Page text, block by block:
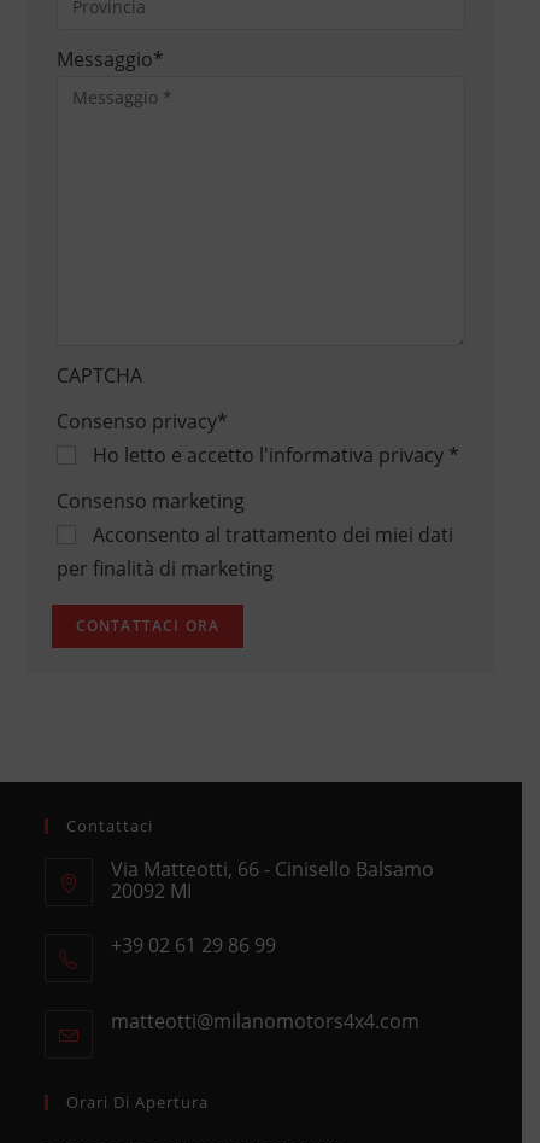
Messaggio*
CAPTCHA
Consenso privacy*
Ho letto e accetto l'informativa privacy*
Consenso marketing
Acconsento al trattamento dei miei dati
per finalità di marketing
Contattaci
Via Matteotti, 66 - Cinisello Balsamo
20092 MI
in
+39 02 61 29 86 99
your
matteotti@milanomotors4x4.comOpens
Orari Di Apertura